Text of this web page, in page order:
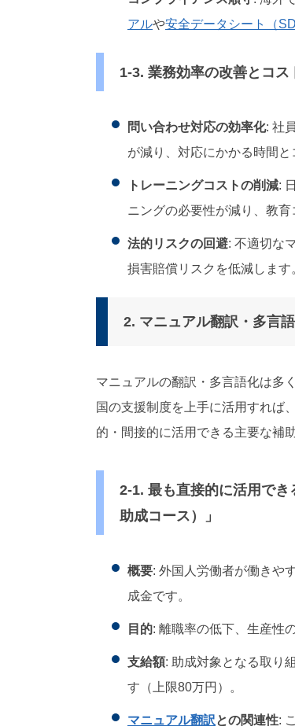
アルや安全データシート（
1-3. 業務効率の改善とコス
問い合わせ対応の効率化: 社
が減り、対応にかかる時間と
トレーニングコストの削減:
ニングの必要性が減り、教育
法的リスクの回避: 不適切な
損害賠償リスクを低減します
2. マニュアル翻訳・多言
マニュアルの翻訳・多言語化は多
国の支援制度を上手に活用すれば
的・間接的に活用できる主要な補
2-1. 最も直接的に活用で
助成コース）」
概要: 外国人労働者が働きや
成金です。
目的: 離職率の低下、生産性
支給額: 助成対象となる取り
す（上限80万円）。
マニュアル翻訳との関連性: